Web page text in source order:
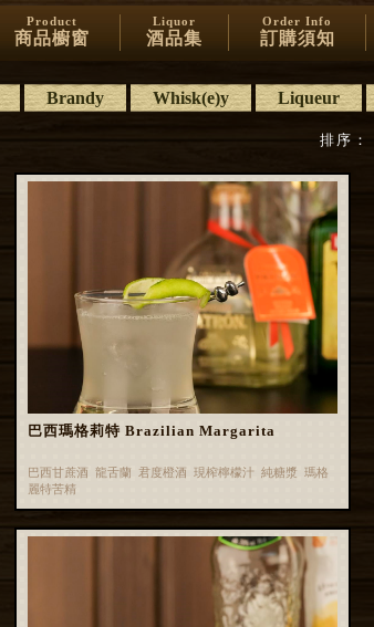
Product
商品櫥窗
Liquor
酒品集
Order Info
訂購須知
Brandy Whisk(e)y Liqueur
排序：
巴西瑪格莉特 Brazilian Margarita
巴西甘蔗酒 龍舌蘭 君度橙酒 現榨檸檬汁 純糖漿 瑪格
麗特苦精